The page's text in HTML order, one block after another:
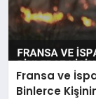
Fransa ve
Binlerce